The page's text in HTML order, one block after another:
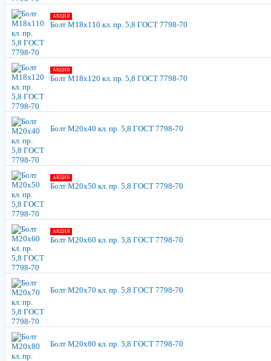
АКЦИЯ
Болт М18х110 кл. пр. 5,8 ГОСТ 7798-70
АКЦИЯ
Болт М18х120 кл. пр. 5,8 ГОСТ 7798-70
Болт М20х40 кл. пр. 5,8 ГОСТ 7798-70
АКЦИЯ
Болт М20х50 кл. пр. 5,8 ГОСТ 7798-70
АКЦИЯ
Болт М20х60 кл. пр. 5,8 ГОСТ 7798-70
Болт М20х70 кл. пр. 5,8 ГОСТ 7798-70
Болт М20х80 кл. пр. 5,8 ГОСТ 7798-70